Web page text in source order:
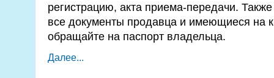
регистрацию, акта приема-передачи.
все документы продавца и имеющиеся на
обращайте на паспорт владельца.
Далее...